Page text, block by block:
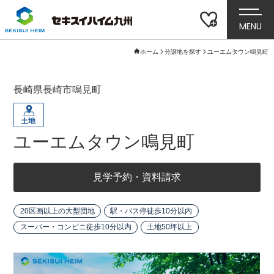
MENU
ホーム 分譲地を探す ユーエムタウン鳴見町
長崎県長崎市鳴見町
ユーエムタウン鳴見町
見学予約・資料請求
20区画以上の大型団地
駅・バス停徒歩10分以内
スーパー・コンビニ徒歩10分以内
土地50坪以上